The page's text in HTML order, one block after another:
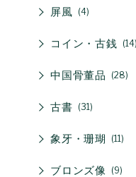
屏風 4
コイン・古銭 14
中国骨董品 28
古書 31
象牙・珊瑚 11
ブロンズ像 9